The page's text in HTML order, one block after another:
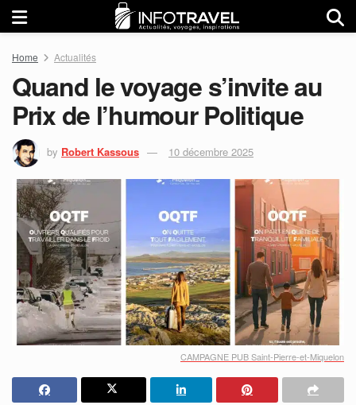
Home Actualités
Quand le voyage s’invite au
Prix de l’humour Politique
by Robert Kassous 10 décembre 2025
CAMPAGNE PUB Saint-Pierre-et-Miquelon